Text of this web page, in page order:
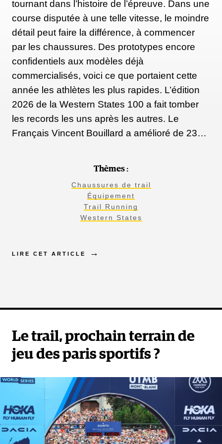
duel avec Kilian Jornet lors de l’UTMB 2022, le
voir courir face à un François D’Haene pourrait être
très intéressant.
Et… Ludovic Pommeret ?
Tenant du titre en 2021 et gagnant de la TDS en
2022, il sera bien au départ ce 19 octobre, mais c’est
accompagné de sa femme Céline, qu’il va courir. Il
Les grands absents
Ex vainqueurs de la Diagonale ou athlètes qui ont
de sa blessure et ne pourra donc pas tenter de
Beñat Marmissolle : après sa très belle 2e place à la
Hardrock 100, il arrivait avec une belle étiquette de
favori, mais le vainqueur en titre qui avait sans doute
à coeur d’oublier son UTMB, est encore très affaibli
par les problèmes de santé dont il a souffert à
Chamonix, on ne le verra donc pas à la Réunion
tournant dans l’histoire de l’épreuve. Dans une
course disputée à une telle vitesse, le moindre
détail peut faire la différence, à commencer
par les chaussures. Des prototypes encore
confidentiels aux modèles déjà
commercialisés, voici ce que portaient cette
année les athlètes les plus rapides. L’édition
2026 de la Western States 100 a fait tomber
les records les uns après les autres. Le
Français Vincent Bouillard a amélioré de 23…
Thèmes :
Chaussures de trail
Équipement
Trail Running
Western States
LIRE CET ARTICLE
Le trail, prochain terrain de
jeu des paris sportifs ?